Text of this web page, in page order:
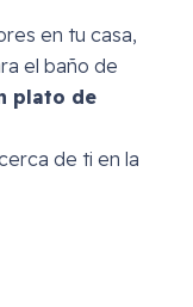
en tu casa,
el baño de
plato de
de ti en la